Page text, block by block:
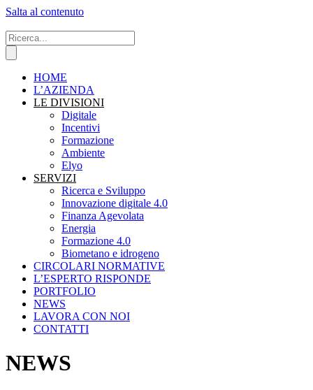
Salta al contenuto
HOME
L’AZIENDA
LE DIVISIONI
Digitale
Incentivi
Formazione
Ambiente
Elyo
SERVIZI
Ricerca e Sviluppo
Innovazione digitale 4.0
Finanza Agevolata
Energia
Formazione 4.0
Biometano e idrogeno
CIRCOLARI NORMATIVE
L’ESPERTO RISPONDE
PORTFOLIO
NEWS
LAVORA CON NOI
CONTATTI
NEWS